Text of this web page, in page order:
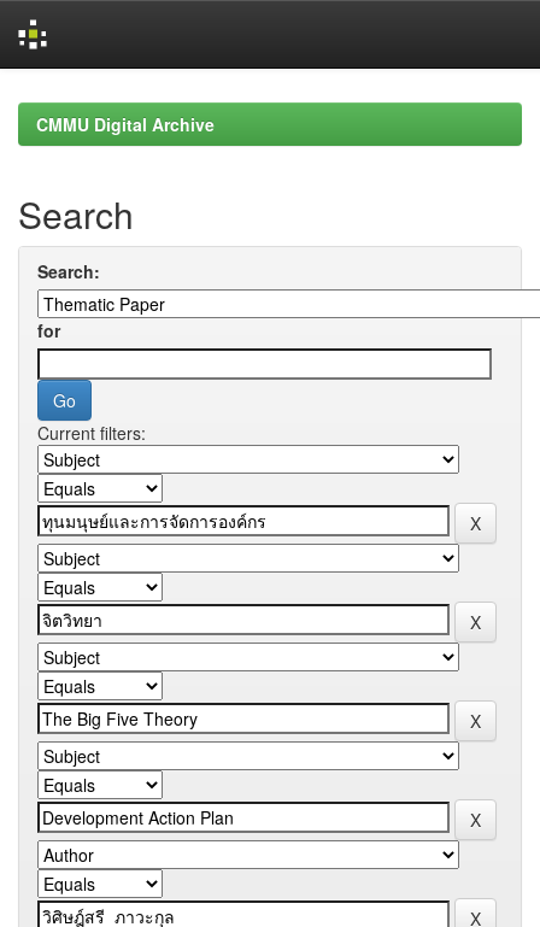
navigationCMMU Digital Archive
Search
Search:
for
Current filters: